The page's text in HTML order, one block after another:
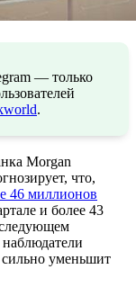
— только
.
Morgan
что,
46 миллионов
и более 43
сильно уменьшит